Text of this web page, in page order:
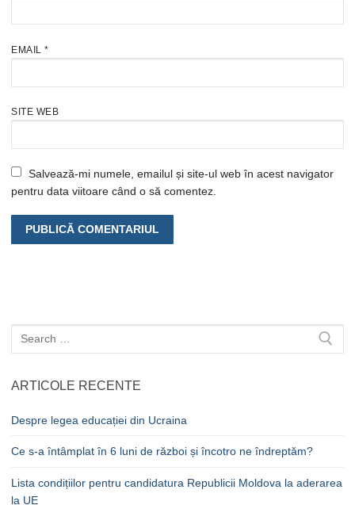
EMAIL *
SITE WEB
Salvează-mi numele, emailul și site-ul web în acest navigator
pentru data viitoare când o să comentez.
Caută
ARTICOLE RECENTE
Despre legea educației din Ucraina
Ce s-a întâmplat în 6 luni de război și încotro ne îndreptăm?
Lista condițiilor pentru candidatura Republicii Moldova la aderarea
la UE